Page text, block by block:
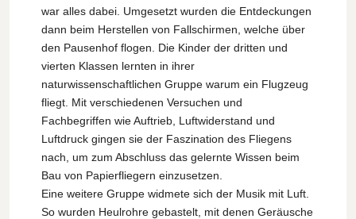
war alles dabei. Umgesetzt wurden die Entdeckungen
dann beim Herstellen von Fallschirmen, welche über
den Pausenhof flogen. Die Kinder der dritten und
vierten Klassen lernten in ihrer
naturwissenschaftlichen Gruppe warum ein Flugzeug
fliegt. Mit verschiedenen Versuchen und
Fachbegriffen wie Auftrieb, Luftwiderstand und
Luftdruck gingen sie der Faszination des Fliegens
nach, um zum Abschluss das gelernte Wissen beim
Bau von Papierfliegern einzusetzen.
Eine weitere Gruppe widmete sich der Musik mit Luft.
So wurden Heulrohre gebastelt, mit denen Geräusche